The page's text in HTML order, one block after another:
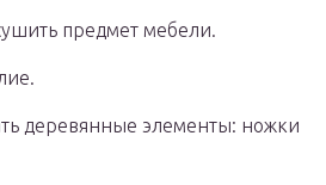
предмет мебели.
деревянные элементы: ножки